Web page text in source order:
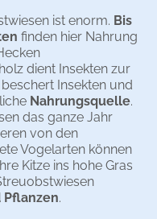
ist enorm. Bis
finden hier Nahrung
dient Insekten zur
Insekten und
Nahrungsquelle.
das ganze Jahr
von den
Vogelarten können
Kitze ins hohe Gras
Pflanzen.